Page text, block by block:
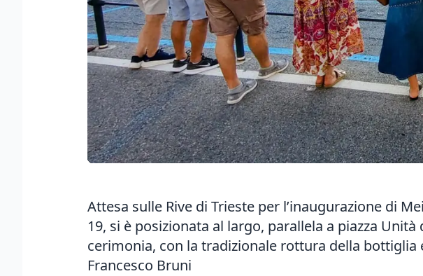
Attesa sulle Rive di Trieste per l’inaugurazione di
19, si è posizionata al largo, parallela a piazza
cerimonia, con la tradizionale rottura della bottiglia
Francesco Bruni